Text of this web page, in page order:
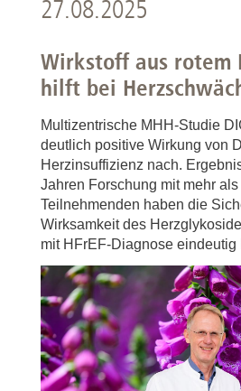
27.08.2025
Wirkstoff aus rotem
hilft bei
Multizentrische MHH-Studie
deutlich positive Wirkung von
Herzinsuffizienz nach.
Jahren Forschung mit mehr
Teilnehmenden haben die
Wirksamkeit des
mit HFrEF-Diagnose eindeutig